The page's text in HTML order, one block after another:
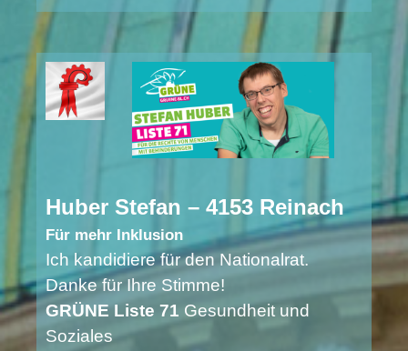
Huber Stefan – 4153 Reinach
Für mehr Inklusion
Ich kandidiere für den Nationalrat.
Danke für Ihre Stimme!
GRÜNE Liste 71 Gesundheit und
Soziales